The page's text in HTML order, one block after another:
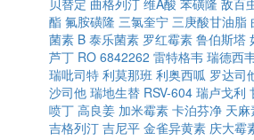
贝替定 曲格列汀 维A酸 苯磺隆 敌百
酯 氟胺磺隆 三氯奎宁 三庚酸甘油脂
菌素 B 泰乐菌素 罗红霉素 鲁伯斯塔
芦丁 RO 6842262 雷特格韦 瑞德西
瑞吡司特 利莫那班 利奥西呱 罗达司
沙司他 瑞地生替 RSV-604 瑞卢戈利
喷丁 高良姜 加米霉素 卡泊芬净 天麻
吉格列汀 吉尼平 金雀异黄素 庆大霉